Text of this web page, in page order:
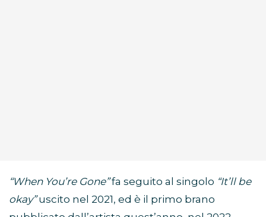
“When You’re Gone”fa seguito al singolo “It’ll be
okay”uscito nel 2021, ed è il primo brano